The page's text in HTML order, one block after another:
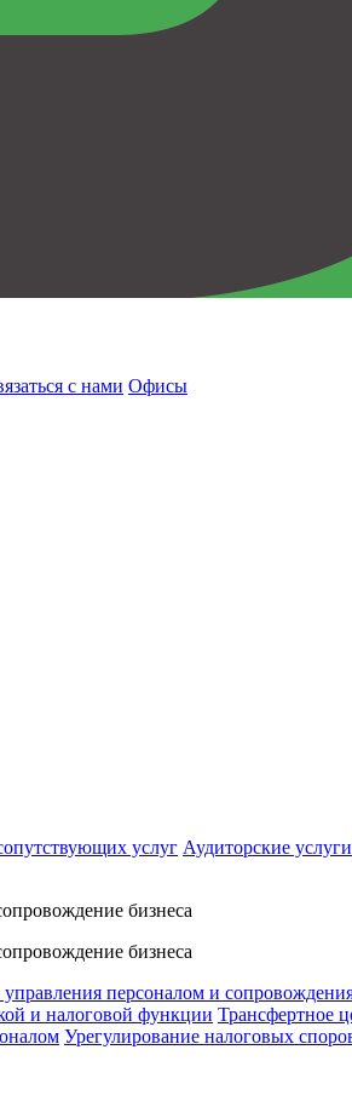
с нами Офисы
услуг Аудиторские услуги
бизнеса
бизнеса
персоналом и
и налоговой функции Трансфертное
Урегулирование налоговых